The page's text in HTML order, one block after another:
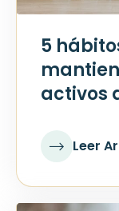
5
activos
Leer